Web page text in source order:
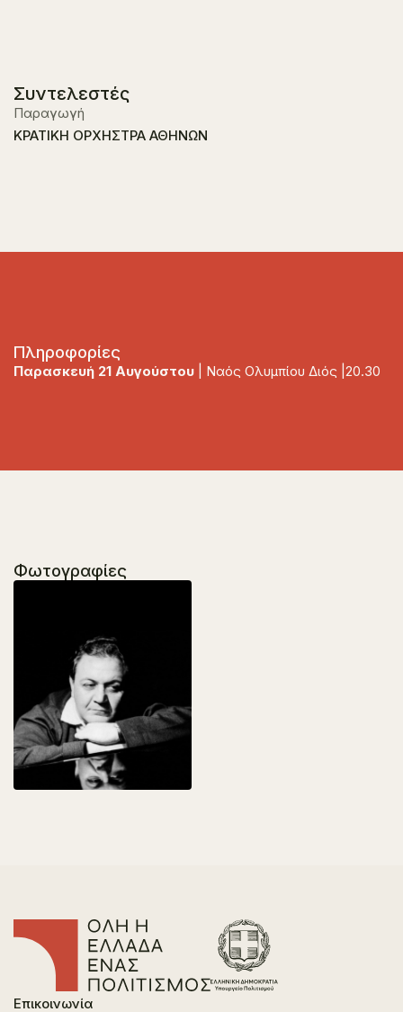
Συντελεστές
Παραγωγή
ΚΡΑΤΙΚΗ ΟΡΧΗΣΤΡΑ ΑΘΗΝΩΝ
Πληροφορίες
Παρασκευή 21 Αυγούστου | Ναός Ολυμπίου Διός |20.30
Φωτογραφίες
Επικοινωνία